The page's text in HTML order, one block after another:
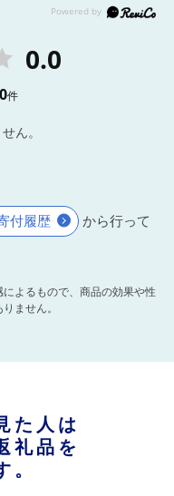
0.0
0件
ん。
付履歴
から行って
よるもので、商品の効果や性
ません。
た人は
礼品を
。